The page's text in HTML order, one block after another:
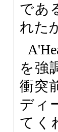
であ
れた
を強
衝突
ディ
てく